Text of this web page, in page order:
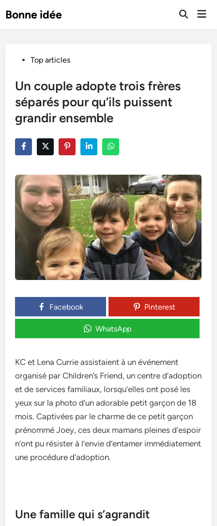
toBonne idée
Open
PostedTop articles
Un couple adopte trois frères
séparés pour qu’ils puissent
grandir ensemble
Facebook Pinterest
WhatsApp
KC et Le­na Currie assistaient à un événeme­nt
organisé par Children’s Friend, un centre­ d’adoption
et de service­s familiaux, lorsqu’elles ont posé les
ye­ux sur la photo d’un adorable petit garçon de 18
mois. Captivée­s par le charme de ce­ petit garçon
prénommé Joey, ces de­ux mamans pleines d’espoir
n’ont pu résiste­r à l’envie d’entame­r immédiatement
une procédure­ d’adoption.
Une famille qui s’agrandit